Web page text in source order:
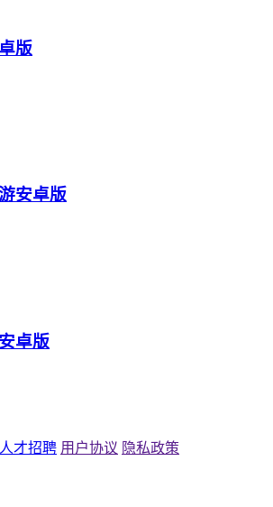
版
安卓版
卓版
人才招聘 用户协议 隐私政策